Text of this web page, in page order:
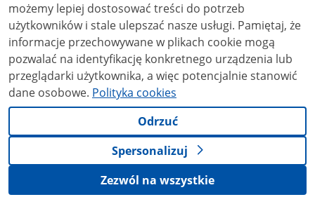
możemy lepiej dostosować treści do potrzeb
użytkowników i stale ulepszać nasze usługi. Pamiętaj, że
informacje przechowywane w plikach cookie mogą
pozwalać na identyfikację konkretnego urządzenia lub
przeglądarki użytkownika, a więc potencjalnie stanowić
dane osobowe. Polityka cookies
Odrzuć
Spersonalizuj
Zezwól na wszystkie